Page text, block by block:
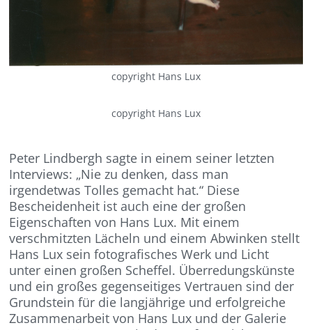
copyright Hans Lux
copyright Hans Lux
Peter Lindbergh sagte in einem seiner letzten
Interviews: „Nie zu denken, dass man
irgendetwas Tolles gemacht hat.“ Diese
Bescheidenheit ist auch eine der großen
Eigenschaften von Hans Lux. Mit einem
verschmitzten Lächeln und einem Abwinken stellt
Hans Lux sein fotografisches Werk und Licht
unter einen großen Scheffel. Überredungskünste
und ein großes gegenseitiges Vertrauen sind der
Grundstein für die langjährige und erfolgreiche
Zusammenarbeit von Hans Lux und der Galerie